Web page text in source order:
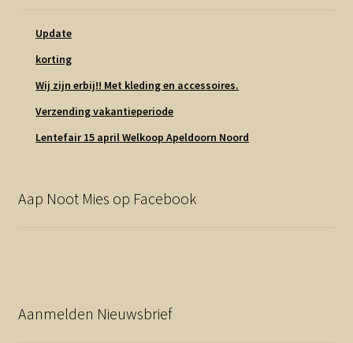
Update
korting
Wij zijn erbij!! Met kleding en accessoires.
Verzending vakantieperiode
Lentefair 15 april Welkoop Apeldoorn Noord
Aap Noot Mies op Facebook
Aanmelden Nieuwsbrief